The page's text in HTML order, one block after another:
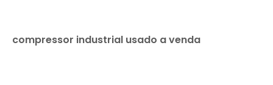
compressor industrial usado a venda